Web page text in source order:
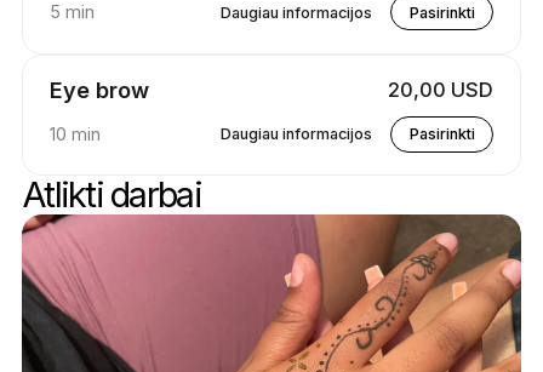
5 min Daugiau informacijos Pasirinkti
Eye brow 20,00 USD
10 min Daugiau informacijos Pasirinkti
Atlikti darbai